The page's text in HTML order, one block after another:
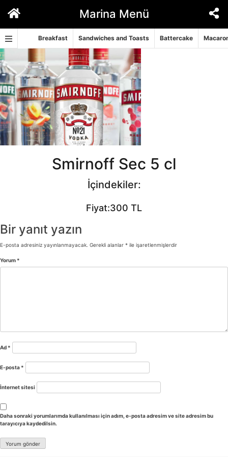
Marina Menü
Breakfast Sandwiches and Toasts Battercake
Smirnoff Sec 5 cl
İçindekiler:
Fiyat:300 TL
Bir yanıt yazın
E-posta adresiniz yayınlanmayacak. Gerekli alanlar * ile işaretlenmişlerdir
Yorum *
Ad *
E-posta *
İnternet sitesi
Daha sonraki yorumlarımda kullanılması için adım, e-posta adresim ve site adresim bu
tarayıcıya kaydedilsin.